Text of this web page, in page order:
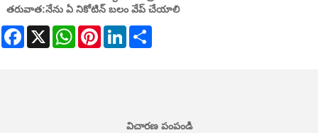
తరువాత:నేను ఏ నికోటిన్ బలం వేప్ చేయాలి
Facebook WhatsAppPinterestLinkedIn
విచారణ పంపండి